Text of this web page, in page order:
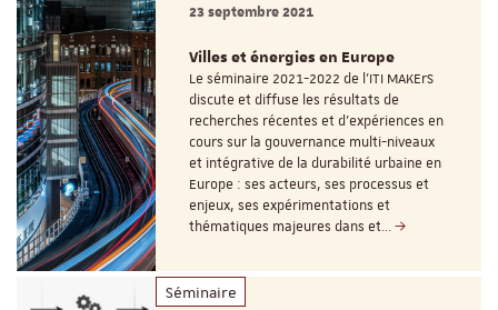
23 septembre 2021
Villes et énergies en Europe
Le séminaire 2021-2022 de l'ITI MAKErS
discute et diffuse les résultats de
recherches récentes et d’expériences en
cours sur la gouvernance multi-niveaux
et intégrative de la durabilité urbaine en
Europe : ses acteurs, ses processus et
enjeux, ses expérimentations et
thématiques majeures dans et…
Séminaire